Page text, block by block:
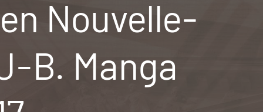
Nouvelle-
B. Manga